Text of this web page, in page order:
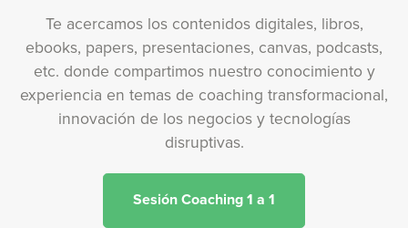
Te acercamos los contenidos digitales, libros,
ebooks, papers, presentaciones, canvas, podcasts,
etc. donde compartimos nuestro conocimiento y
experiencia en temas de coaching transformacional,
innovación de los negocios y tecnologías
disruptivas.
Sesión Coaching 1 a 1